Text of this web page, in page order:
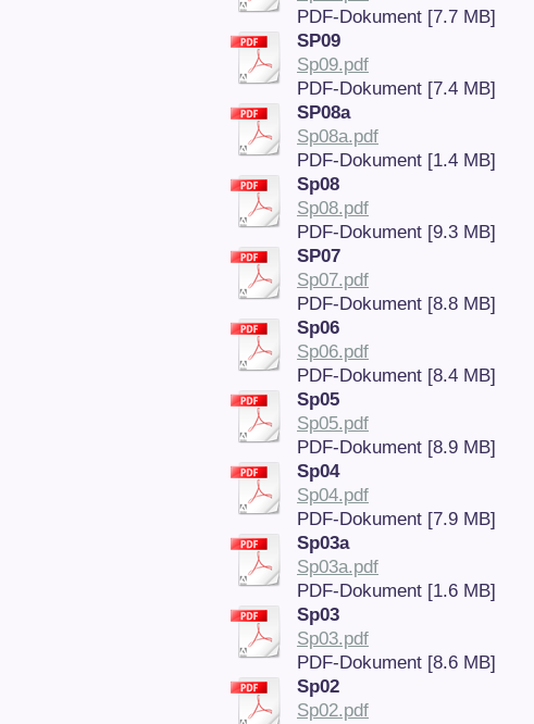
PDF-Dokument [7.7 MB]
SP09
Sp09.pdf
PDF-Dokument [7.4 MB]
SP08a
Sp08a.pdf
PDF-Dokument [1.4 MB]
Sp08
Sp08.pdf
PDF-Dokument [9.3 MB]
SP07
Sp07.pdf
PDF-Dokument [8.8 MB]
Sp06
Sp06.pdf
PDF-Dokument [8.4 MB]
Sp05
Sp05.pdf
PDF-Dokument [8.9 MB]
Sp04
Sp04.pdf
PDF-Dokument [7.9 MB]
Sp03a
Sp03a.pdf
PDF-Dokument [1.6 MB]
Sp03
Sp03.pdf
PDF-Dokument [8.6 MB]
Sp02
Sp02.pdf